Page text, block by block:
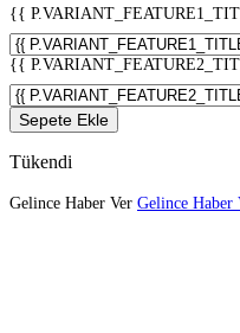
{{
{{
Sepete Ekle
Tükendi
Gelince Haber Ver Gelince Haber